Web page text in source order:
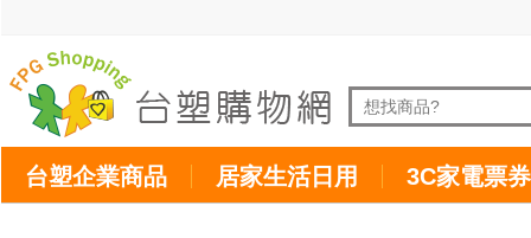
台塑企業商品 居家生活日用 3C家電票券